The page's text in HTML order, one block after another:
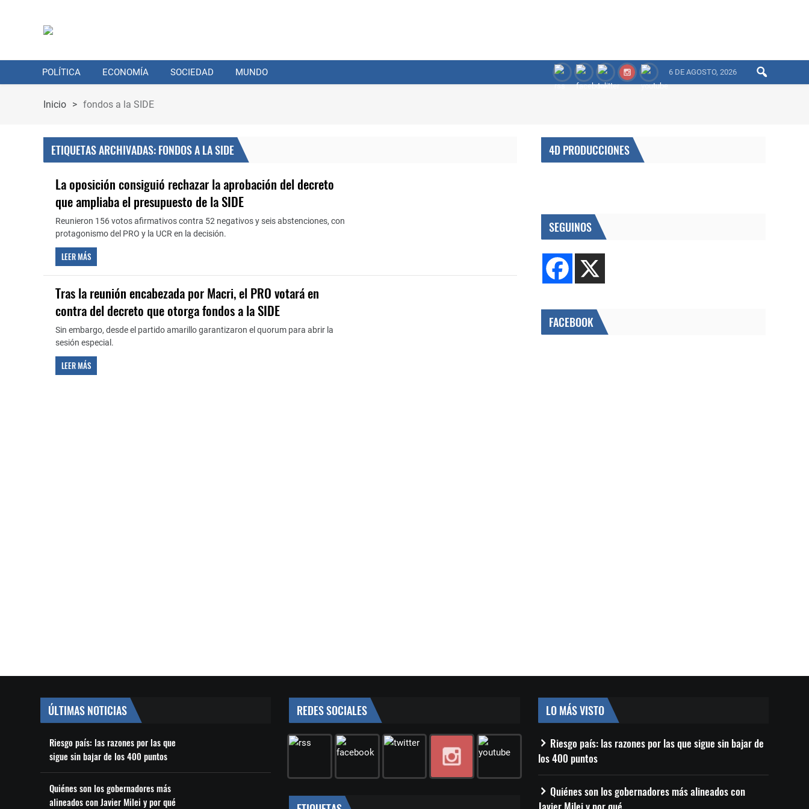
POLÍTICA ECONOMÍA SOCIEDAD MUNDO 6 DE AGOSTO, 2026
Inicio > fondos a la SIDE
ETIQUETAS ARCHIVADAS: FONDOS A LA SIDE
La oposición consiguió rechazar la aprobación del decreto
que ampliaba el presupuesto de la SIDE
Reunieron 156 votos afirmativos contra 52 negativos y seis abstenciones, con
protagonismo del PRO y la UCR en la decisión.
LEER MÁS
Tras la reunión encabezada por Macri, el PRO votará en
contra del decreto que otorga fondos a la SIDE
Sin embargo, desde el partido amarillo garantizaron el quorum para abrir la
sesión especial.
LEER MÁS
4D PRODUCCIONES
SEGUINOS
FACEBOOK
ÚLTIMAS NOTICIAS
Riesgo país: las razones por las que
sigue sin bajar de los 400 puntos
Quiénes son los gobernadores más
alineados con Javier Milei y por qué
REDES SOCIALES LO MÁS VISTO
Riesgo país: las razones por las que sigue sin bajar de
los 400 puntos
Quiénes son los gobernadores más alineados con